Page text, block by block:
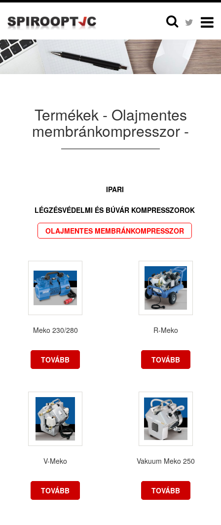
Termékek - Olajmentes
membránkompresszor -
IPARI
LÉGZÉSVÉDELMI ÉS BÚVÁR KOMPRESSZOROK
OLAJMENTES MEMBRÁNKOMPRESSZOR
Meko 230/280
TOVÁBB
R-Meko
TOVÁBB
V-Meko
TOVÁBB
Vakuum Meko 250
TOVÁBB